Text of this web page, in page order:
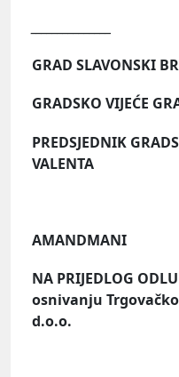
GRAD SLAVONSKI
GRADSKO VIJEĆE
PREDSJEDNIK
VALENTA
AMANDMANI
NA PRIJEDLOG
osnivanju
d.o.o.